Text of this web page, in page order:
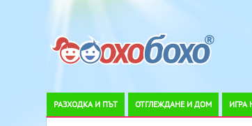
РАЗХОДКА И ПЪТ ОТГЛЕЖДАНЕ И ДОМ ИГРА